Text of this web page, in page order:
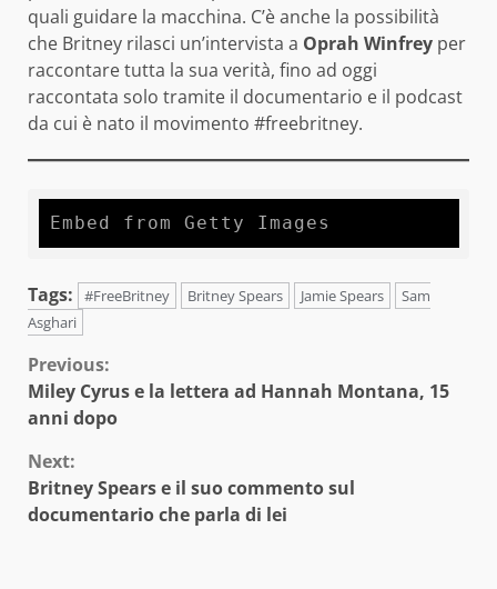
quali guidare la macchina. C’è anche la possibilità
che Britney rilasci un’intervista a Oprah Winfrey per
raccontare tutta la sua verità, fino ad oggi
raccontata solo tramite il documentario e il podcast
da cui è nato il movimento #freebritney.
Embed from Getty Images
Tags: #FreeBritney Britney Spears Jamie Spears
Sam
Asghari
Continue
Reading
Previous:
Miley Cyrus e la lettera ad Hannah Montana, 15
anni dopo
Next:
Britney Spears e il suo commento sul
documentario che parla di lei